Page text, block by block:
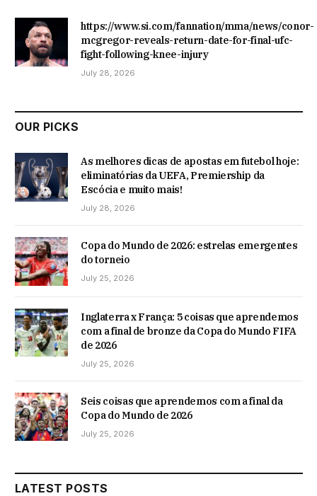
https://www.si.com/fannation/mma/news/conor-
mcgregor-reveals-return-date-for-final-ufc-
fight-following-knee-injury
July 28, 2026
OUR PICKS
As melhores dicas de apostas em futebol hoje:
eliminatórias da UEFA, Premiership da
Escócia e muito mais!
July 28, 2026
Copa do Mundo de 2026: estrelas emergentes
do torneio
July 25, 2026
Inglaterra x França: 5 coisas que aprendemos
com a final de bronze da Copa do Mundo FIFA
de 2026
July 25, 2026
Seis coisas que aprendemos com a final da
Copa do Mundo de 2026
July 25, 2026
LATEST POSTS